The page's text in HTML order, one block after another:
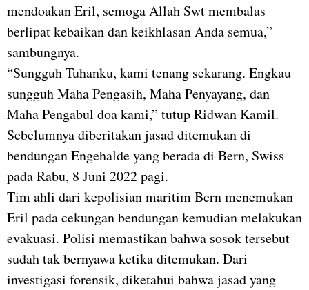
mendoakan Eril, semoga Allah Swt membalas
berlipat kebaikan dan keikhlasan Anda semua,”
sambungnya.
“Sungguh Tuhanku, kami tenang sekarang. Engkau
sungguh Maha Pengasih, Maha Penyayang, dan
Maha Pengabul doa kami,” tutup Ridwan Kamil.
Sebelumnya diberitakan jasad ditemukan di
bendungan Engehalde yang berada di Bern, Swiss
pada Rabu, 8 Juni 2022 pagi.
Tim ahli dari kepolisian maritim Bern menemukan
Eril pada cekungan bendungan kemudian melakukan
evakuasi. Polisi memastikan bahwa sosok tersebut
sudah tak bernyawa ketika ditemukan. Dari
investigasi forensik, diketahui bahwa jasad yang